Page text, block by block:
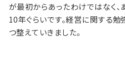
が最初からあったわけではなく
10年ぐらいです。経営に関する
つ整えていきました。